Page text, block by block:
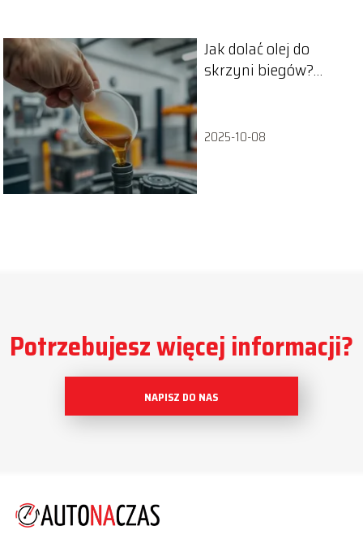
Jak dolać olej do
skrzyni biegów?
kroku
2025-10-08
Potrzebujesz więcej informacji?
NAPISZ DO NAS